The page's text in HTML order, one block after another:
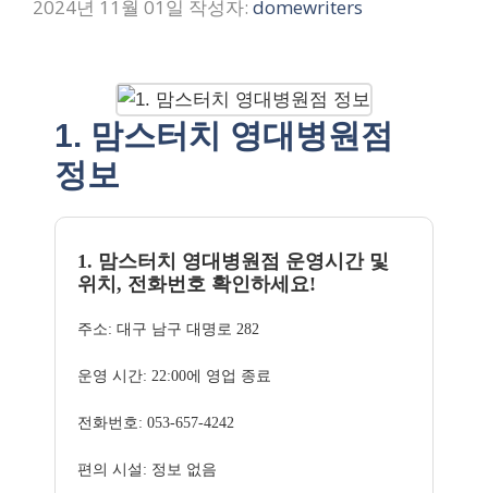
2024년 11월 01일 작성자: domewriters
1. 맘스터치 영대병원점
정보
1. 맘스터치 영대병원점 운영시간 및
위치, 전화번호 확인하세요!
주소: 대구 남구 대명로 282
운영 시간: 22:00에 영업 종료
전화번호: 053-657-4242
편의 시설: 정보 없음